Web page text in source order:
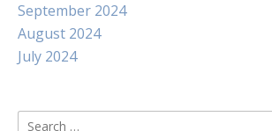
September 2024
August 2024
July 2024
Search